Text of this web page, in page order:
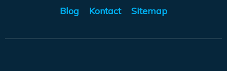
Blog Kontact Sitemap